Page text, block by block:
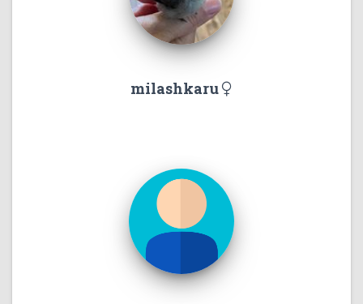
milashkaru